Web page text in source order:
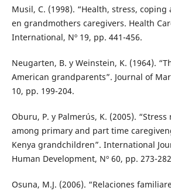
Musil, C. (1998). “Health, stress,
en grandmothers caregivers. Health
International, Nº 19, pp. 441-456.
Neugarten, B. y Weinstein, K. (1964).
American grandparents”. Journal of
10, pp. 199-204.
Oburu, P. y Palmerús, K. (2005).
among primary and part time
Kenya grandchildren”. International
Human Development, Nº 60, pp. 273-
Osuna, M.J. (2006). “Relaciones